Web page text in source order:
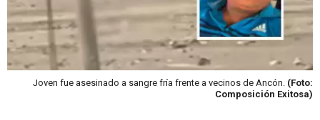
Joven fue asesinado a sangre fría frente a vecinos de Ancón. (Foto:
Composición Exitosa)